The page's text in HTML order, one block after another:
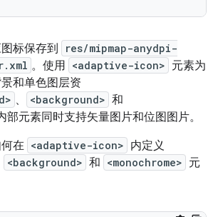
标保存到
res/mipmap-anydpi-
。使用 <adaptive-icon> 元素为
和单色图层资
、 <background> 和
部元素同时支持矢量图片和位图图片。
在 <adaptive-icon> 内定义
<background> 和 <monochrome> 元